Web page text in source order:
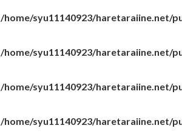
/home/syu11140923/haretaraiine.net/
/home/syu11140923/haretaraiine.net/
/home/syu11140923/haretaraiine.net/
/home/syu11140923/haretaraiine.net/